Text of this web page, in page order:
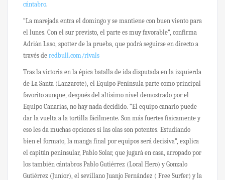
cántabro.
“La marejada entra el domingo y se mantiene con buen viento para
el lunes. Con el sur previsto, el parte es muy favorable”, confirma
Adrián Laso, spotter de la prueba, que podrá seguirse en directo a
través de redbull.com/rivals
Tras la victoria en la épica batalla de ida disputada en la izquierda
de La Santa (Lanzarote), el Equipo Península parte como principal
favorito aunque, después del altísimo nivel demostrado por el
Equipo Canarias, no hay nada decidido. “El equipo canario puede
dar la vuelta a la tortilla fácilmente. Son más fuertes físicamente y
eso les da muchas opciones si las olas son potentes. Estudiando
bien el formato, la manga final por equipos será decisiva”, explica
el capitán peninsular, Pablo Solar, que jugará en casa, arropado por
los también cántabros Pablo Gutiérrez (Local Hero) y Gonzalo
Gutiérrez (Junior), el sevillano Juanjo Fernández ( Free Surfer) y la